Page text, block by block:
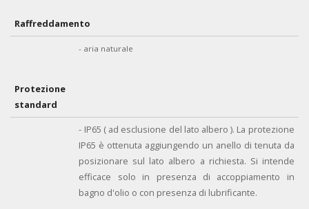
Raffreddamento
- aria naturale
Protezione
standard
- IP65 ( ad esclusione del lato albero ). La protezione
IP65 è ottenuta aggiungendo un anello di tenuta da
posizionare sul lato albero a richiesta. Si intende
efficace solo in presenza di accoppiamento in
bagno d'olio o con presenza di lubrificante.